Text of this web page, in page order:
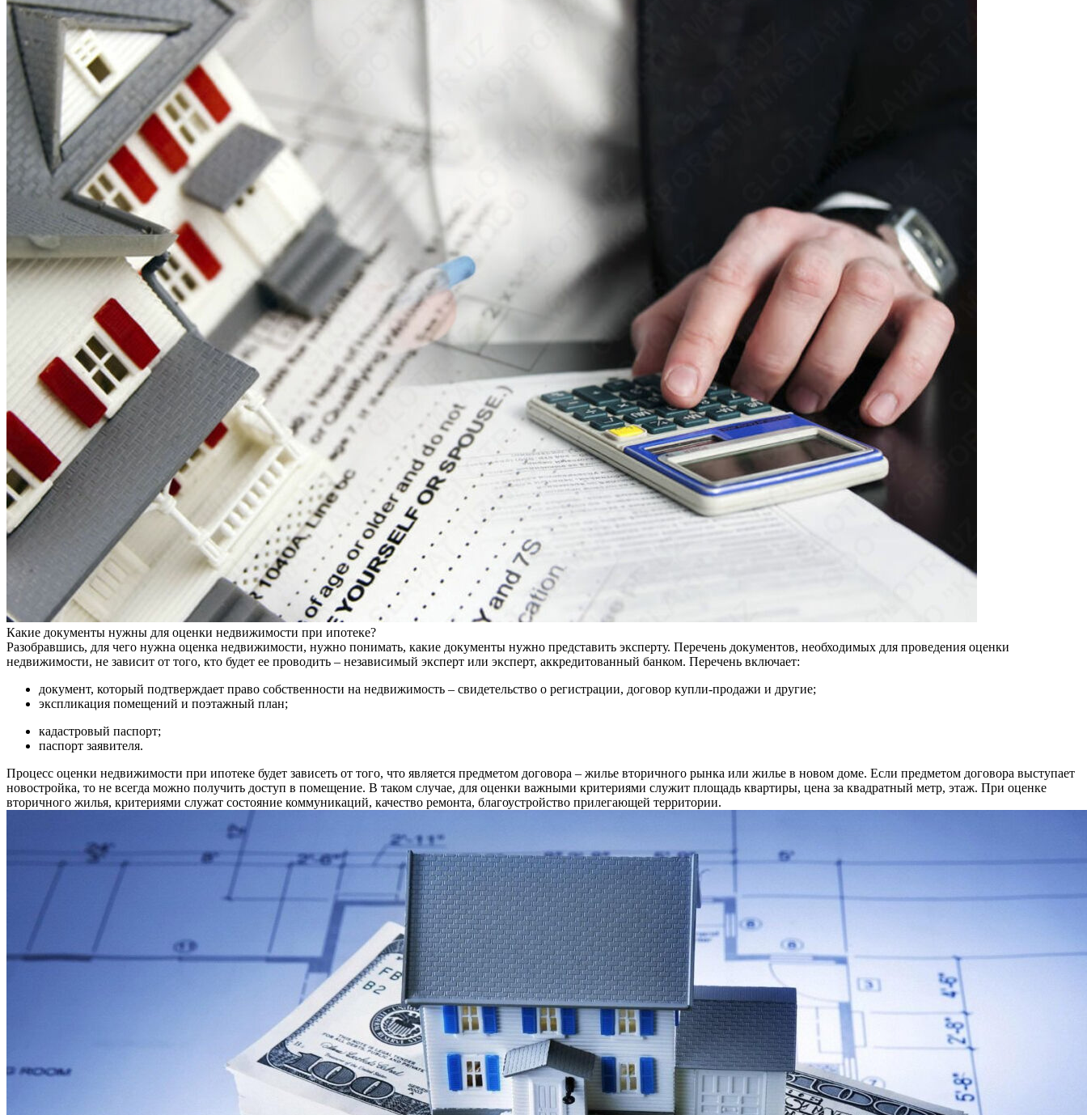
Какие документы нужны для оценки недвижимости при ипотеке?
Разобравшись, для чего нужна оценка недвижимости, нужно понимать, какие документы нужно представить эксперту. Перечень документов, необходимых для проведения оценки
недвижимости, не зависит от того, кто будет ее проводить – независимый эксперт или эксперт, аккредитованный банком. Перечень включает:
документ, который подтверждает право собственности на недвижимость – свидетельство о регистрации, договор купли-продажи и другие;
экспликация помещений и поэтажный план;
кадастровый паспорт;
паспорт заявителя.
Процесс оценки недвижимости при ипотеке будет зависеть от того, что является предметом договора – жилье вторичного рынка или жилье в новом доме. Если предметом договора выступает
новостройка, то не всегда можно получить доступ в помещение. В таком случае, для оценки важными критериями служит площадь квартиры, цена за квадратный метр, этаж. При оценке
вторичного жилья, критериями служат состояние коммуникаций, качество ремонта, благоустройство прилегающей территории.